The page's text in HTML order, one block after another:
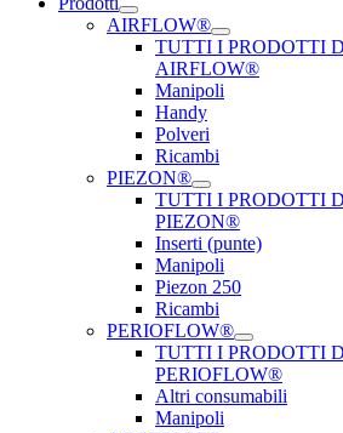
AIRFLOW®
TUTTI I PRODOTTI
AIRFLOW®
Manipoli
Handy
Polveri
Ricambi
PIEZON®
TUTTI I PRODOTTI
PIEZON®
Inserti (punte)
Manipoli
Piezon 250
Ricambi
PERIOFLOW®
TUTTI I PRODOTTI
PERIOFLOW®
Altri consumabili
Manipoli